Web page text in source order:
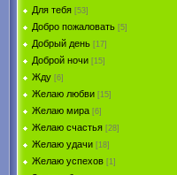
Для тебя [53]
Добро пожаловать [5]
Добрый день [17]
Доброй ночи [15]
Жду [6]
Желаю любви [15]
Желаю мира [6]
Желаю счастья [28]
Желаю удачи [18]
Желаю успехов [1]